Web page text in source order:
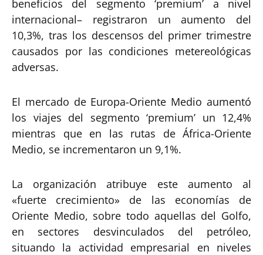
beneficios del segmento ‘premium’ a nivel
internacional– registraron un aumento del
10,3%, tras los descensos del primer trimestre
causados por las condiciones metereológicas
adversas.
El mercado de Europa-Oriente Medio aumentó
los viajes del segmento ‘premium’ un 12,4%
mientras que en las rutas de África-Oriente
Medio, se incrementaron un 9,1%.
La organización atribuye este aumento al
«fuerte crecimiento» de las economías de
Oriente Medio, sobre todo aquellas del Golfo,
en sectores desvinculados del petróleo,
situando la actividad empresarial en niveles